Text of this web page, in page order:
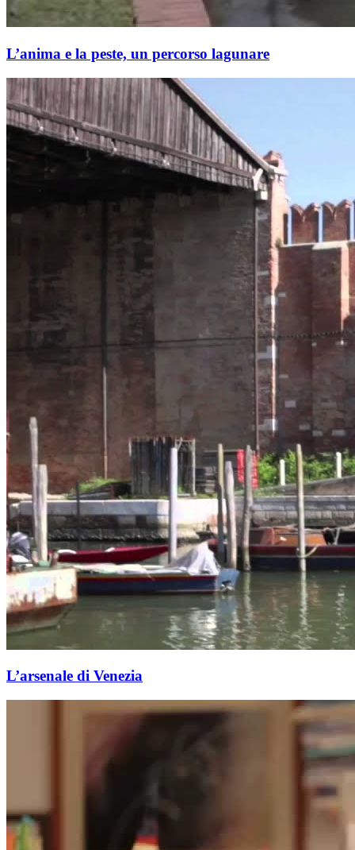
L’anima e la peste, un percorso lagunare
L’arsenale di Venezia